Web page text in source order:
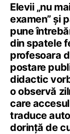
Elevii „nu
examen” și
pune
din spatele
profesoara
postare
didactic
o observă
care
traduce
dorință de